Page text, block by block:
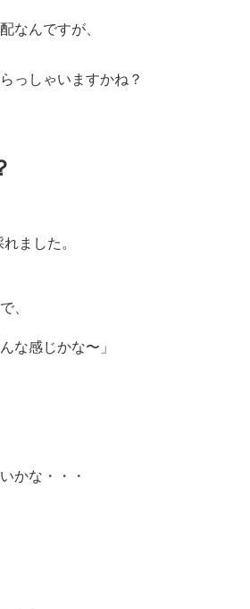
なんですが、
っしゃいますかね？
ました。
、
な感じかな〜」
かな・・・